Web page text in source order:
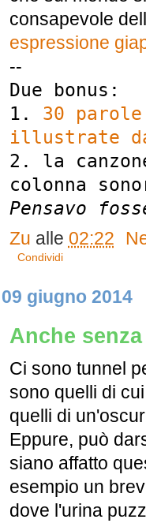
consapevole
espressione
--
Due bonus:
1. 30
illustrate
2. la
colonna
Pensavo
Zu alle 02:22
Condividi
09 giugno 2014
Anche
Ci sono tunnel
sono quelli di
quelli di
Eppure, può
siano affatto
esempio un
dove l'urina